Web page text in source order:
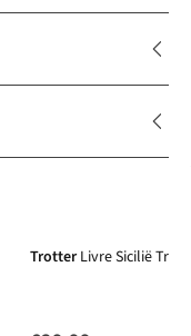
Trotter Livre Sicilië